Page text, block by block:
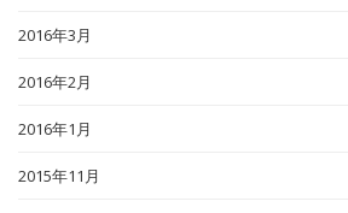
2016年3月
2016年2月
2016年1月
2015年11月